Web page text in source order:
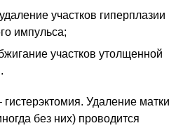
участков гиперплазии
импульса;
участков утолщенной
Удаление матки
без них) проводится